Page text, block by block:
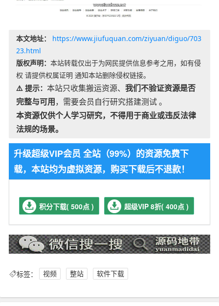
本文地址：
https://www.jiufuquan.com/ziyuan/diguo/703
23.html
版权声明： 本站转载仅出于为网民提供信息参考之用，如有侵
权 请提供权属证明 通知本站删除侵权链接。
⚠️ 提示： 本站只收集搬运资源、 我们不验证资源是否
完整与可用，需要会员自行研究搭建测试 。
本资源仅供个人学习研究，不得用于商业或违反法律
法规的场景。
升级超级VIP会员 全站（99%）的资源免费下
载，本站均为虚拟资源，购买下载后不退款！
积分下载( 500点 ) 超级VIP 8折( 400点 )
标签： 视频 整站 软件下载